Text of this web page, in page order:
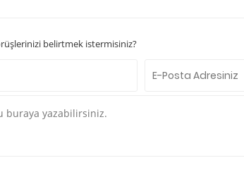
belirtmek istermisiniz?